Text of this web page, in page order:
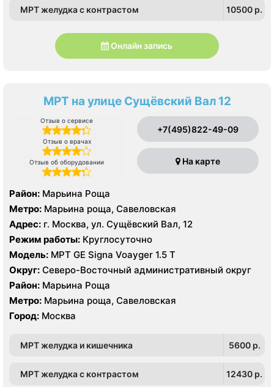
МРТ желудка с контрастом 10500 p.
Онлайн запись
МРТ на улице Сущёвский Вал 12
Отзыв о сервисе
Отзыв о врачах
Отзыв об оборудовании
+7(495)822-49-09
На карте
Район: Марьина Роща
Метро: Марьина роща, Савеловская
Адрес: г. Москва, ул. Сущёвский Вал, 12
Режим работы: Круглосуточно
Модель: МРТ GE Signa Voayger 1.5 Т
Округ: Северо-Восточный административный округ
Район: Марьина Роща
Метро: Марьина роща, Савеловская
Город: Москва
МРТ желудка и кишечника 5600 p.
МРТ желудка с контрастом 12430 p.